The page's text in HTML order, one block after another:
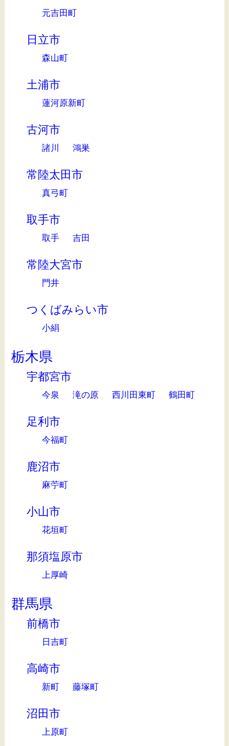
元吉田町
日立市
森山町
土浦市
蓮河原新町
古河市
諸川 鴻巣
常陸太田市
真弓町
取手市
取手 吉田
常陸大宮市
門井
つくばみらい市
小絹
栃木県
宇都宮市
今泉 滝の原 西川田東町 鶴田町
足利市
今福町
鹿沼市
麻苧町
小山市
花垣町
那須塩原市
上厚崎
群馬県
前橋市
日吉町
高崎市
新町 藤塚町
沼田市
上原町